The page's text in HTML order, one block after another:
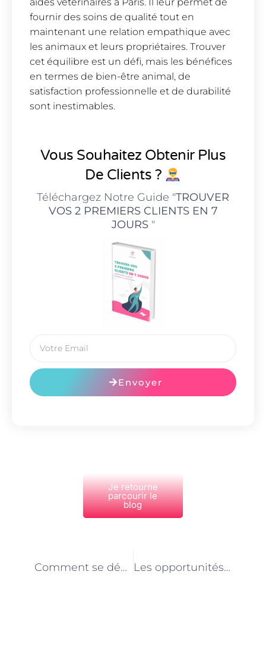
fournir des soins de qualité tout en
maintenant une relation empathique avec
les animaux et leurs propriétaires. Trouver
cet équilibre est un défi, mais les bénéfices
en termes de bien-être animal, de
satisfaction professionnelle et de durabilité
sont inestimables.
Vous Souhaitez Obtenir Plus
De Clients ?
Téléchargez Notre Guide "TROUVER
VOS 2 PREMIERS CLIENTS EN 7
JOURS"
Envoyer
Je retourne
parcourir le
blog
Comment se démarquer en tant qu’aide vétérinaire dans le marché concurrentiel parisien Les opportunités de carrière pour les aides vétérinaires dans les refuges animaliers parisiens